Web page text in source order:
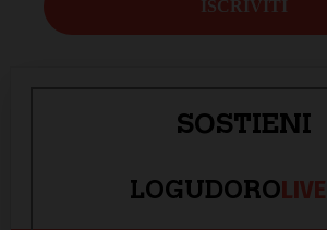
SOSTIENI
LOGUDOROLIVE